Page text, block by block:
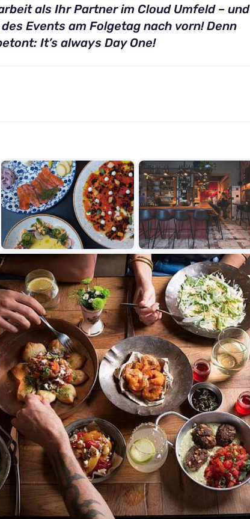
als Ihr Partner im Cloud Umfeld – und
Events am Folgetag nach vorn! Denn
It’s always Day One!